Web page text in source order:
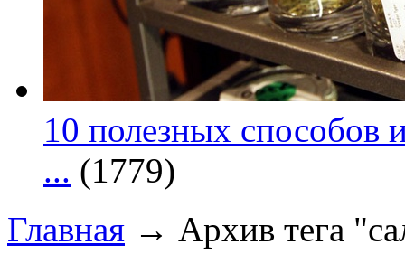
10 полезных способов
... (1779)
Главная → Архив тега